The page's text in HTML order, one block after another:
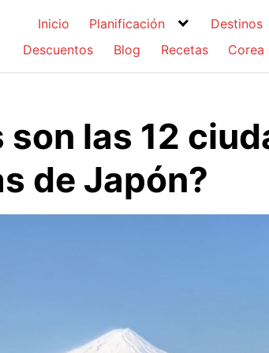
Inicio Planificación Destinos
Descuentos
Blog Recetas Corea
son las 12
de Japón?